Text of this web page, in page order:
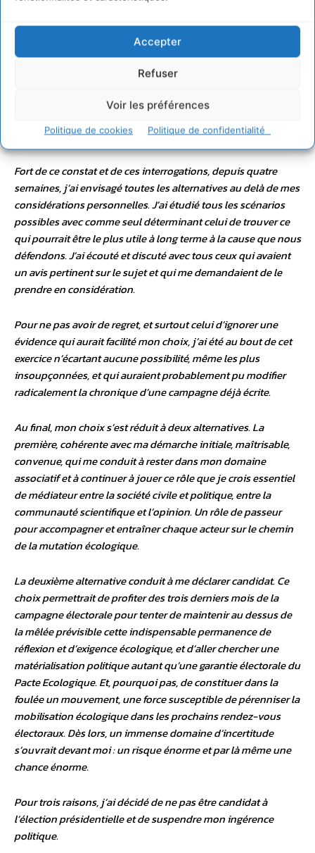
Accepter
Refuser
Voir les préférences
Politique de cookies Politique de confidentialité
la même nécessité et n’admettent collectivement que, là plus
qu’ailleurs, la somme des intérêts particuliers ne fait pas
Je sais enfin que la culture même des partis politiques
ambitions du Pacte .
Fort de ce constat et de ces interrogations, depuis quatre
semaines, j’ai envisagé toutes les alternatives au delà de mes
considérations personnelles. J’ai étudié tous les scénarios
possibles avec comme seul déterminant celui de trouver ce
qui pourrait être le plus utile à long terme à la cause que nous
défendons. J’ai écouté et discuté avec tous ceux qui avaient
un avis pertinent sur le sujet et qui me demandaient de le
prendre en considération.
Pour ne pas avoir de regret, et surtout celui d’ignorer une
évidence qui aurait facilité mon choix, j’ai été au bout de cet
exercice n’écartant aucune possibilité, même les plus
insoupçonnées, et qui auraient probablement pu modifier
radicalement la chronique d’une campagne déjà écrite.
Au final, mon choix s’est réduit à deux alternatives. La
première, cohérente avec ma démarche initiale, maîtrisable,
convenue, qui me conduit à rester dans mon domaine
associatif et à continuer à jouer ce rôle que je crois essentiel
de médiateur entre la société civile et politique, entre la
communauté scientifique et l’opinion. Un rôle de passeur
pour accompagner et entraîner chaque acteur sur le chemin
de la mutation écologique.
La deuxième alternative conduit à me déclarer candidat. Ce
choix permettrait de profiter des trois derniers mois de la
campagne électorale pour tenter de maintenir au dessus de
la mêlée prévisible cette indispensable permanence de
réflexion et d’exigence écologique, et d’aller chercher une
matérialisation politique autant qu’une garantie électorale du
Pacte Ecologique. Et, pourquoi pas, de constituer dans la
foulée un mouvement, une force susceptible de pérenniser la
mobilisation écologique dans les prochains rendez-vous
électoraux. Dès lors, un immense domaine d’incertitude
s’ouvrait devant moi : un risque énorme et par là même une
chance énorme.
Pour trois raisons, j’ai décidé de ne pas être candidat à
l’élection présidentielle et de suspendre mon ingérence
politique.